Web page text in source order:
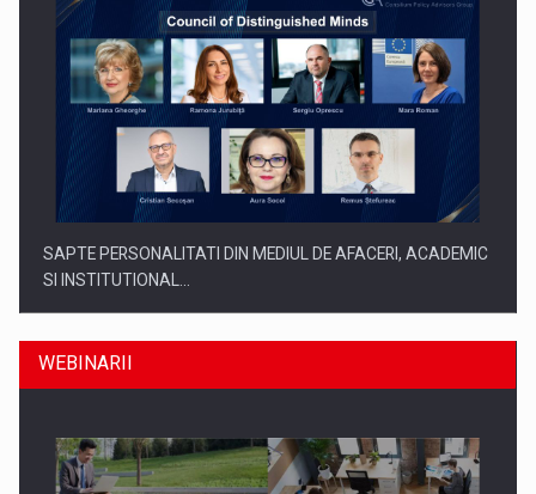
SAPTE PERSONALITATI DIN MEDIUL DE AFACERI, ACADEMIC
SI INSTITUTIONAL…
WEBINARII